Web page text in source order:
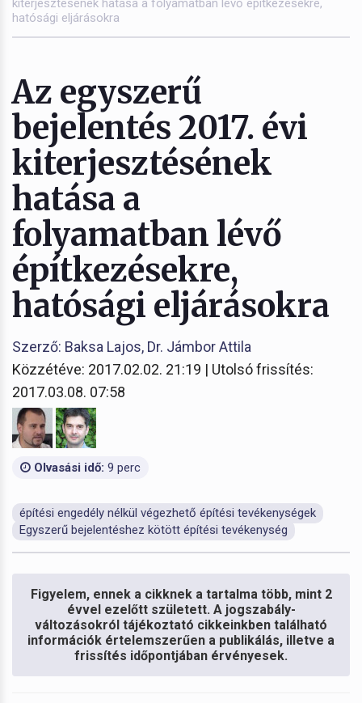
kiterjesztésének hatása a folyamatban lévő építkezésekre,
hatósági eljárásokra
Az egyszerű
bejelentés 2017. évi
kiterjesztésének
hatása a
folyamatban lévő
építkezésekre,
hatósági eljárásokra
Szerző: Baksa Lajos, Dr. Jámbor Attila
Közzétéve: 2017.02.02. 21:19 | Utolsó frissítés:
2017.03.08. 07:58
Olvasási idő: 9 perc
építési engedély nélkül végezhető építési tevékenységek
Egyszerű bejelentéshez kötött építési tevékenység
Figyelem, ennek a cikknek a tartalma több, mint 2
évvel ezelőtt született. A jogszabály-
változásokról tájékoztató cikkeinkben található
információk értelemszerűen a publikálás, illetve a
frissítés időpontjában érvényesek.